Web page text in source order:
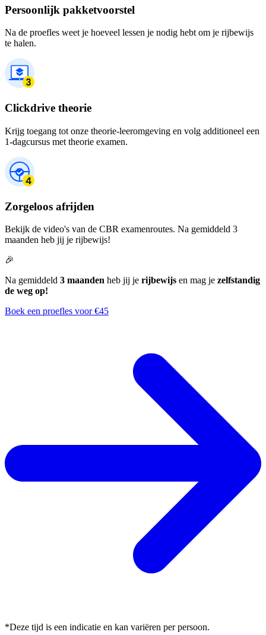
Persoonlijk pakketvoorstel
Na de proefles weet je hoeveel lessen je nodig hebt om je rijbewijs
te halen.
Clickdrive theorie
Krijg toegang tot onze theorie-leeromgeving en volg additioneel een
1-dagcursus met theorie examen.
Zorgeloos afrijden
Bekijk de video's van de CBR examenroutes. Na gemiddeld 3
maanden heb jij je rijbewijs!
🎉
Na gemiddeld 3 maanden heb jij je rijbewijs en mag je zelfstandig
de weg op!
Boek een proefles voor €45
*Deze tijd is een indicatie en kan variëren per persoon.